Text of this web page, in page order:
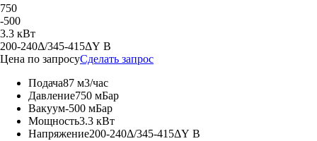
750
-500
3.3 кВт
200-240Δ/345-415ΔY В
Цена по запросуСделать запрос
Подача87 м3/час
Давление750 мБар
Вакуум-500 мБар
Мощность3.3 кВт
Напряжение200-240Δ/345-415ΔY В